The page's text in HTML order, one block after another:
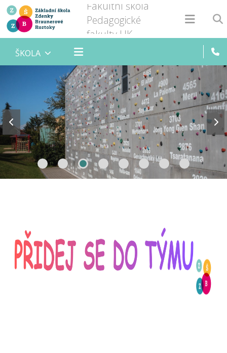
Fakultní škola
Pedagogické
fakulty UK
ŠKOLA